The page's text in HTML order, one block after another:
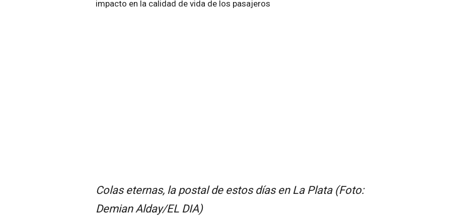
Colas eternas, la postal de estos días en La Plata (Foto:
Demian Alday/EL DIA)